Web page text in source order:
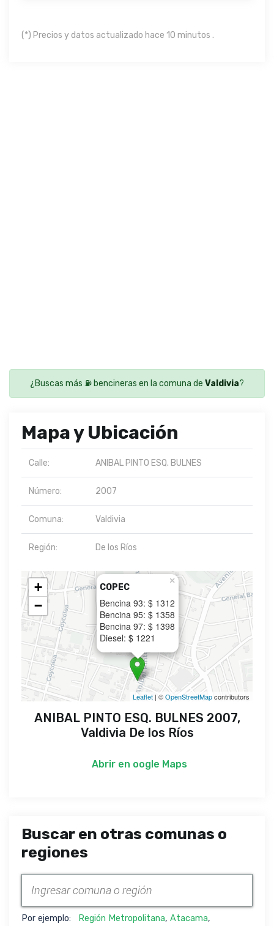
(*) Precios y datos actualizado hace 10 minutos .
¿Buscas más ⛽ bencineras en la comuna de Valdivia?
Mapa y Ubicación
Calle: ANIBAL PINTO ESQ. BULNES
Número: 2007
Comuna: Valdivia
Región: De los Ríos
COPEC
Bencina 93: $ 1312
Bencina 95: $ 1358
Bencina 97: $ 1398
Diesel: $ 1221
×
+
−
Leaflet | ©OpenStreetMapcontributors
ANIBAL PINTO ESQ. BULNES 2007,
Valdivia De los Ríos
Abrir en oogle Maps
Buscar en otras comunas o
regiones
Por ejemplo: Región Metropolitana, Atacama,